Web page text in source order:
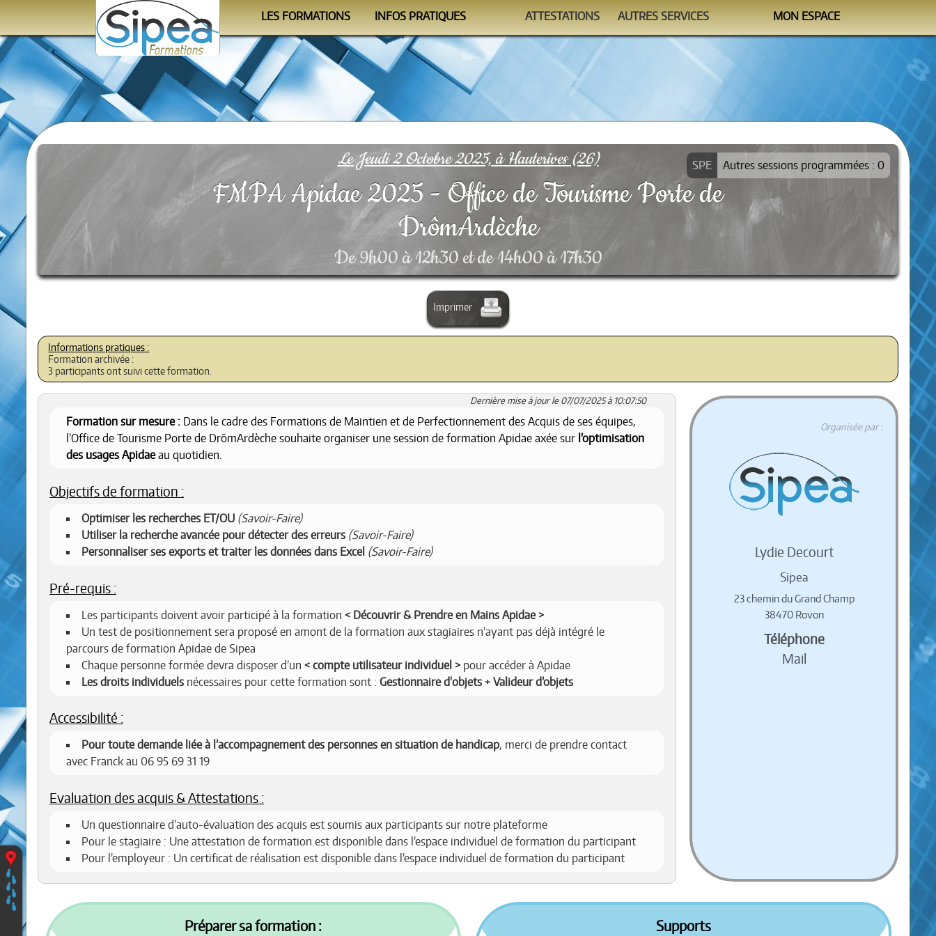
LES FORMATIONS
Le calendrier
Les programmes
Les organismes
INFOS PRATIQUES
Se former
Le Formateur
Conditions
ATTESTATIONS
Auto-évaluations
AUTRES SERVICES
Watchtower
MON ESPACE
M'identifier
Vous
Accueil
Le Jeudi 2 Octobre 2025, à Hauterives (26)
FMPA Apidae 2025 - Office de Tourisme Porte de
DrômArdèche
Autres sessions programmées : 0
De 9h00 à 12h30 et de 14h00 à 17h30
Imprimer
Formation archivée :
3 participants ont suivi cette formation.
Dernière mise à jour le 07/07/2025 à 10:07:50
Formation sur mesure : Dans le cadre des Formations de Maintien et de Perfectionnement des Acquis de ses équipes,
l’Office de Tourisme Porte de DrômArdèche souhaite organiser une session de formation Apidae axée sur l’optimisation
des usages Apidaeau quotidien.
Objectifs de formation :
Optimiser les recherches ET/OU (Savoir-Faire)
Utiliser la recherche avancée pour détecter des erreurs (Savoir-Faire)
Personnaliser ses exports et traiter les données dans Excel (Savoir-Faire)
Pré-requis :
Les participants doivent avoir participé à la formation
Découvrir & Prendre en Mains Apidae
Un test de positionnement sera proposé en amont de la formation aux stagiaires n’ayant pas déjà intégré le
parcours de formation Apidae de Sipea
Chaque personne formée devra disposer d’un
compte utilisateur individuel
pour accéder à Apidae
Les droits individuels nécessaires pour cette formation sont : Gestionnaire d'objets + Valideur d’objets
Accessibilité :
Pour toute demande liée à l’accompagnement des personnes en situation de handicap, merci de prendre contact
avec Franck au 06 95 69 31 19
Evaluation des acquis & Attestations :
Un questionnaire d'auto-évaluation des acquis est soumis aux participants sur notre plateforme
Pour le stagiaire : Une attestation de formation est disponible dans l’espace individuel de formation du participant
Pour l’employeur : Un certificat de réalisation est disponible dans l’espace individuel de formation du participant
Organisée par :
Lydie Decourt
Sipea
23 chemin du Grand Champ
38470 Rovon
Téléphone
Mail
Préparer sa formation : Supports